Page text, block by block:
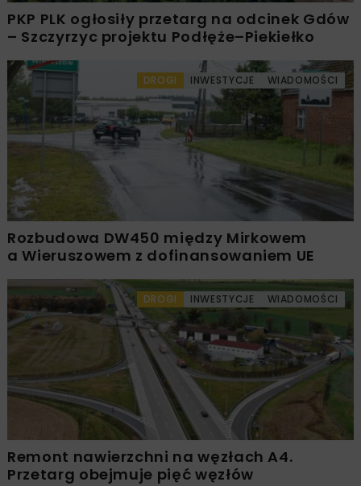
PKP PLK ogłosiły przetarg na odcinek Gdów
– Szczyrzyc projektu Podłęże–Piekiełko
DROGI INWESTYCJE WIADOMOŚCI
Rozbudowa DW450 między Mirkowem
a Wieruszowem z dofinansowaniem UE
DROGI INWESTYCJE WIADOMOŚCI
Remont nawierzchni na węzłach A4.
Przetarg obejmuje pięć węzłów